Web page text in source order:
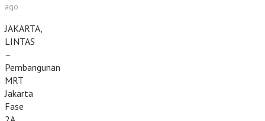
ago
JAKARTA,
LINTAS
–
Pembangunan
MRT
Jakarta
Fase